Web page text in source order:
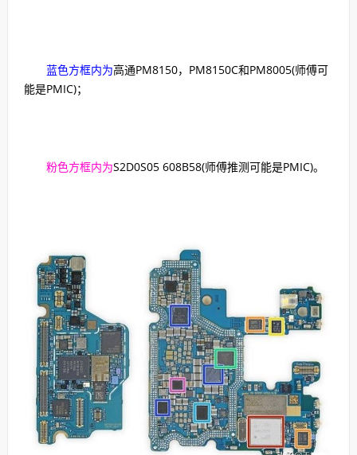
蓝色方框内为高通PM8150，PM8150C和PM8005(师傅可
能是PMIC)；
粉色方框内为S2D0S05 608B58(师傅推测可能是PMIC)。